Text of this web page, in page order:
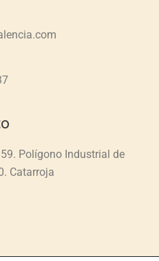
Polígono Industrial de
Catarroja